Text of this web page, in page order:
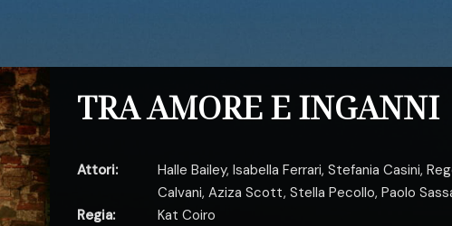
TRA AMORE E INGANNI
Attori: Halle Bailey, Isabella Ferrari, Stefania Casini,
Calvani, Aziza Scott, Stella Pecollo, Paolo
Regia:
Kat Coiro